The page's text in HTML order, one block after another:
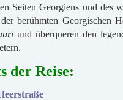
Seiten Georgiens und des
berühmten Georgischen
und überqueren den
der Reise: